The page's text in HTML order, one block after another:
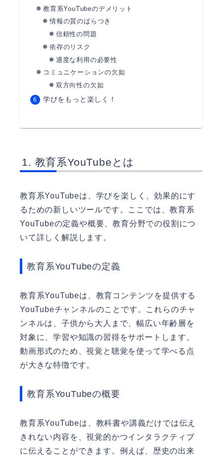
教育系YouTubeのデメリット
情報の質のばらつき
信頼性の問題
依存のリスク
適度な利用の必要性
コミュニケーションの欠如
双方向性の欠如
学びをもっと楽しく！
教育系YouTubeとは
教育系YouTubeは、学びを楽しく、効果的にす
るための新しいツールです。ここでは、教育系
YouTubeの定義や概要、教育分野での役割につ
いて詳しく解説します。
教育系YouTubeの定義
教育系YouTubeは、教育コンテンツを提供する
YouTubeチャンネルのことです。これらのチャ
ンネルは、子供から大人まで、幅広い年齢層を
対象に、学習や知識の習得をサポートします。
動画形式のため、視覚と聴覚を使って学べる点
が大きな特徴です。
教育系YouTubeの概要
教育系YouTubeは、教科書や講義だけでは伝え
きれない内容を、視覚的かつインタラクティブ
に伝えることができます。例えば、歴史の出来